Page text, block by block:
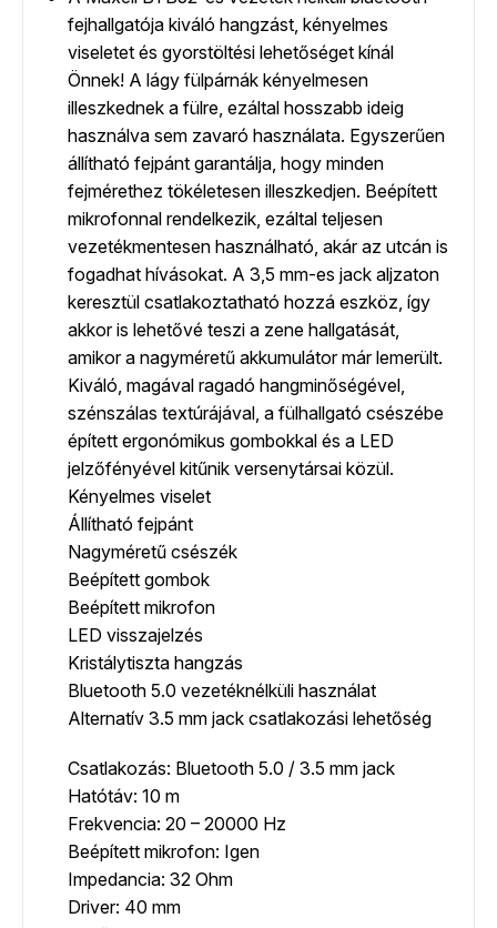
fejhallgatója kiváló hangzást, kényelmes
viseletet és gyorstöltési lehetőséget kínál
Önnek! A lágy fülpárnák kényelmesen
illeszkednek a fülre, ezáltal hosszabb ideig
használva sem zavaró használata. Egyszerűen
állítható fejpánt garantálja, hogy minden
fejmérethez tökéletesen illeszkedjen. Beépített
mikrofonnal rendelkezik, ezáltal teljesen
vezetékmentesen használható, akár az utcán is
fogadhat hívásokat. A 3,5 mm-es jack aljzaton
keresztül csatlakoztatható hozzá eszköz, így
akkor is lehetővé teszi a zene hallgatását,
amikor a nagyméretű akkumulátor már lemerült.
Kiváló, magával ragadó hangminőségével,
szénszálas textúrájával, a fülhallgató csészébe
épített ergonómikus gombokkal és a LED
jelzőfényével kitűnik versenytársai közül.
Kényelmes viselet
Állítható fejpánt
Nagyméretű csészék
Beépített gombok
Beépített mikrofon
LED visszajelzés
Kristálytiszta hangzás
Bluetooth 5.0 vezetéknélküli használat
Alternatív 3.5 mm jack csatlakozási lehetőség
Csatlakozás: Bluetooth 5.0 / 3.5 mm jack
Hatótáv: 10 m
Frekvencia: 20 – 20000 Hz
Beépített mikrofon: Igen
Impedancia: 32 Ohm
Driver: 40 mm